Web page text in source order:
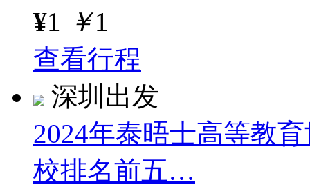
¥1 ￥1
查看行程
深圳出发
2024年泰晤士高等教
校排名前五…